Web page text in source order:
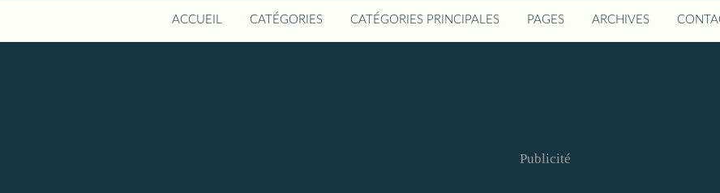
ACCUEIL CATÉGORIES CATÉGORIES PRINCIPALES PAGES ARCHIVES
Publicité